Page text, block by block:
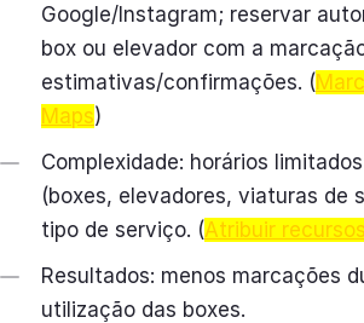
Google/Instagram; reservar
box ou elevador com a
estimativas/confirmações. (
Maps)
Complexidade: horários
(boxes, elevadores, viaturas de
tipo de serviço. (Atribuir recursos
Resultados: menos marcações
utilização das boxes.